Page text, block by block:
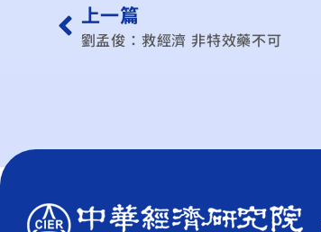
上一篇
劉孟俊：救經濟 非特效藥不可